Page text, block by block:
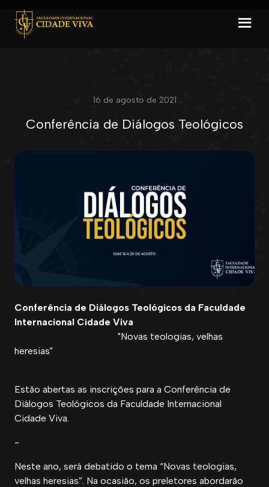
16 de agosto de 2021
Conferência de Diálogos Teológicos
Conferência de Diálogos Teológicos da Faculdade
Internacional Cidade Viva
"Novas teologias, velhas
heresias"
Estão abertas as inscrições para a Conferência de
Diálogos Teológicos da Faculdade Internacional
Cidade Viva.
-
Neste ano, será debatido o tema “Novas teologias,
velhas heresias”. Na ocasião, os preletores abordarão